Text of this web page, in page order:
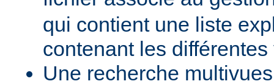
qui contient une liste
contenant les
Une recherche